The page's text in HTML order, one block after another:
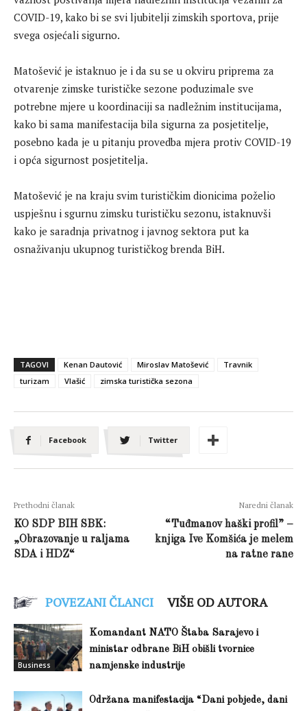
COVID-19, kako bi se svi ljubitelji zimskih sportova, prije
svega osjećali sigurno.
Matošević je istaknuo je i da su se u okviru priprema za
otvarenje zimske turističke sezone poduzimale sve
potrebne mjere u koordinaciji sa nadležnim institucijama,
kako bi sama manifestacija bila sigurna za posjetitelje,
posebno kada je u pitanju provedba mjera protiv COVID-19
i opća sigurnost posjetitelja.
Matošević je na kraju svim turističkim dionicima poželio
uspješnu i sgurnu zimsku turističku sezonu, istaknuvši
kako je saradnja privatnog i javnog sektora put ka
osnaživanju ukupnog turističkog brenda BiH.
TAGOVI Kenan Dautović Miroslav Matošević
Travnik
turizam
Vlašić zimska turistička sezona
Facebook Twitter
Prethodni članak
KO SDP BIH SBK:
„Obrazovanje u raljama
SDA i HDZ“
Naredni članak
“Tuđmanov haški profil” –
knjiga Ive Komšića je melem
na ratne rane
POVEZANI ČLANCI VIŠE OD AUTORA
Business
Komandant NATO Štaba Sarajevo i
ministar odbrane BiH obišli tvornice
namjenske industrije
Održana manifestacija “Dani pobjede, dani